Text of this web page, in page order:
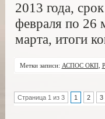
2013 года,
февраля по 26
марта, итоги
Метки записи: АСПОС ОКП,
Страница 1 из 3 1 2 3